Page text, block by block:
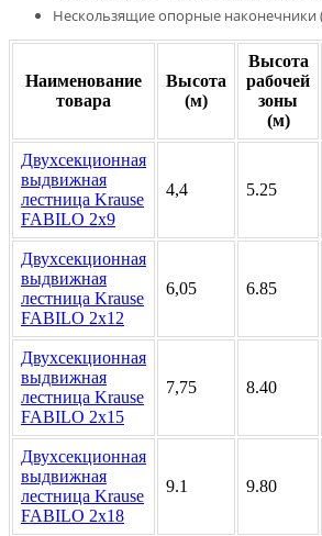
Нескользящие опорные наконечники
Наименование
товара
Высота
(м)
Высота
рабочей
зоны
(м)
Двухсекционная
выдвижная
лестница Krause
FABILO 2х9
4,4 5.25
Двухсекционная
выдвижная
лестница Krause
FABILO 2х12
6,05 6.85
Двухсекционная
выдвижная
лестница Krause
FABILO 2х15
7,75 8.40
Двухсекционная
выдвижная
лестница Krause
FABILO 2х18
9.1 9.80